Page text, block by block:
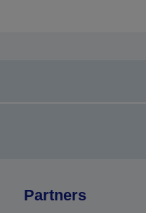
Partners